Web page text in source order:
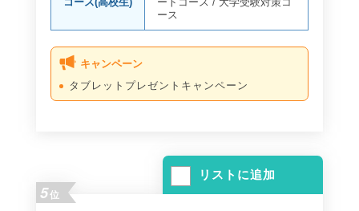
ース
キャンペーン
タブレットプレゼントキャンペーン
リストに追加
5位